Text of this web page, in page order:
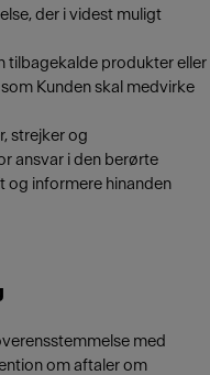
der i videst muligt
tilbagekalde produkter eller
Kunden skal medvirke
strejker og
ansvar i den berørte
og informere hinanden
med
om aftaler om